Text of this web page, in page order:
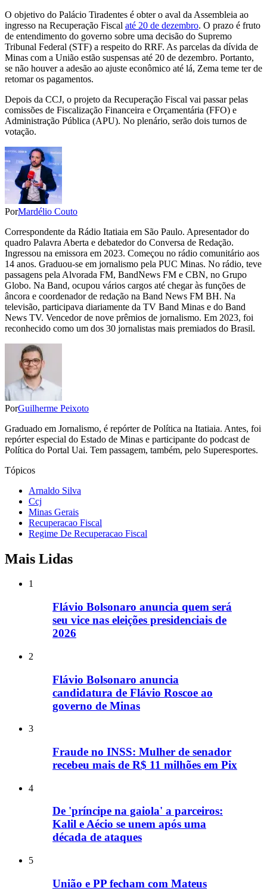
O objetivo do Palácio Tiradentes é obter o aval da Assembleia ao
ingresso na Recuperação Fiscal até 20 de dezembro. O prazo é fruto
de entendimento do governo sobre uma decisão do Supremo
Tribunal Federal (STF) a respeito do RRF. As parcelas da dívida de
Minas com a União estão suspensas até 20 de dezembro. Portanto,
se não houver a adesão ao ajuste econômico até lá, Zema teme ter de
retomar os pagamentos.
Depois da CCJ, o projeto da Recuperação Fiscal vai passar pelas
comissões de Fiscalização Financeira e Orçamentária (FFO) e
Administração Pública (APU). No plenário, serão dois turnos de
votação.
PorMardélio Couto
Correspondente da Rádio Itatiaia em São Paulo. Apresentador do
quadro Palavra Aberta e debatedor do Conversa de Redação.
Ingressou na emissora em 2023. Começou no rádio comunitário aos
14 anos. Graduou-se em jornalismo pela PUC Minas. No rádio, teve
passagens pela Alvorada FM, BandNews FM e CBN, no Grupo
Globo. Na Band, ocupou vários cargos até chegar às funções de
âncora e coordenador de redação na Band News FM BH. Na
televisão, participava diariamente da TV Band Minas e do Band
News TV. Vencedor de nove prêmios de jornalismo. Em 2023, foi
reconhecido como um dos 30 jornalistas mais premiados do Brasil.
PorGuilherme Peixoto
Graduado em Jornalismo, é repórter de Política na Itatiaia. Antes, foi
repórter especial do Estado de Minas e participante do podcast de
Política do Portal Uai. Tem passagem, também, pelo Superesportes.
Tópicos
Arnaldo Silva
Ccj
Minas Gerais
Recuperacao Fiscal
Regime De Recuperacao Fiscal
Mais Lidas
1
Flávio Bolsonaro anuncia quem será
seu vice nas eleições presidenciais de
2026
2
Flávio Bolsonaro anuncia
candidatura de Flávio Roscoe ao
governo de Minas
3
Fraude no INSS: Mulher de senador
recebeu mais de R$ 11 milhões em Pix
4
De 'príncipe na gaiola' a parceiros:
Kalil e Aécio se unem após uma
década de ataques
5
União e PP fecham com Mateus